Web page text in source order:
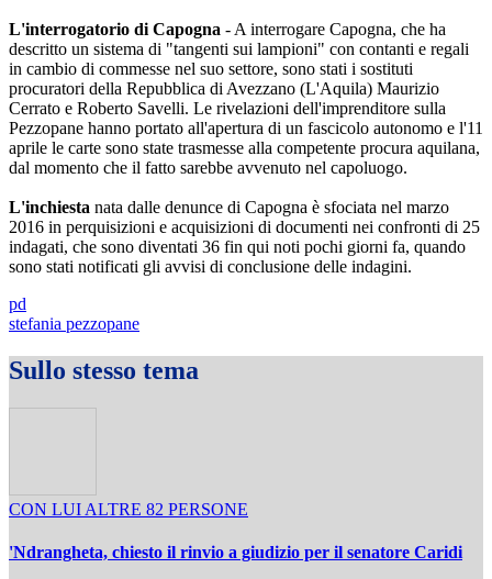
L'interrogatorio di Capogna - A interrogare Capogna, che ha
descritto un sistema di "tangenti sui lampioni" con contanti e regali
in cambio di commesse nel suo settore, sono stati i sostituti
procuratori della Repubblica di Avezzano (L'Aquila) Maurizio
Cerrato e Roberto Savelli. Le rivelazioni dell'imprenditore sulla
Pezzopane hanno portato all'apertura di un fascicolo autonomo e l'11
aprile le carte sono state trasmesse alla competente procura aquilana,
dal momento che il fatto sarebbe avvenuto nel capoluogo.
L'inchiesta nata dalle denunce di Capogna è sfociata nel marzo
2016 in perquisizioni e acquisizioni di documenti nei confronti di 25
indagati, che sono diventati 36 fin qui noti pochi giorni fa, quando
sono stati notificati gli avvisi di conclusione delle indagini.
pd
stefania pezzopane
Sullo stesso tema
CON LUI ALTRE 82 PERSONE
'Ndrangheta, chiesto il rinvio a giudizio per il senatore Caridi